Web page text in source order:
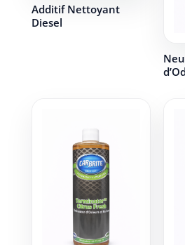
Additif Nettoyant
Diesel